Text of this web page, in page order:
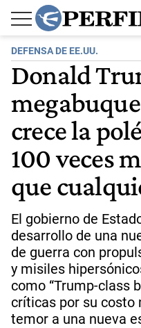
DEFENSA DE EE.UU.
Donald
crece la
100 veces
que
El gobierno de
desarrollo de una
de guerra con
y misiles
como “Trump-class
críticas por su costo
temor a una nueva